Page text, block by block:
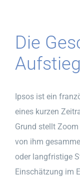
Die
Ipsos ist ein
eines kurzen
Grund stellt
von ihm
oder langfristige
Einschätzung im